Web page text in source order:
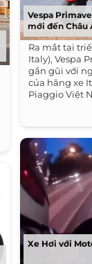
Vespa
mới đến Châu
Ra mắt tại
Italy), Vespa
gần gũi với
của hãng xe
Piaggio Việt
Xe Hơi với